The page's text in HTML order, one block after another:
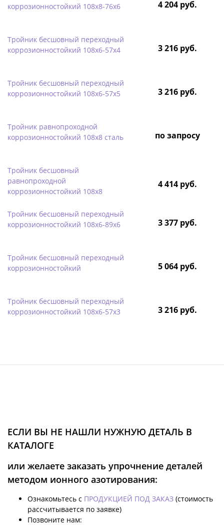
коррозионностойкий 108х8-76х6
4 204 руб.
Тройник бесшовный переходный
коррозионностойкий 108х6-57х4
3 216 руб.
Тройник бесшовный переходный
коррозионностойкий 108х6-57х5
3 216 руб.
Тройник равнопроходной
коррозионностойкий 108х8 сталь
по запросу
Тройник бесшовный
равнопроходной
коррозионностойкий 108х8
4 414 руб.
Тройник бесшовный переходный
коррозионностойкий 108х6-89х6
3 377 руб.
Тройник бесшовный переходный
коррозионностойкий
5 064 руб.
Тройник бесшовный переходный
коррозионностойкий 108х6-57х3
3 216 руб.
ЕСЛИ ВЫ НЕ НАШЛИ НУЖНУЮ ДЕТАЛЬ В
КАТАЛОГЕ
или желаете заказать упрочнение деталей
методом ионного азотирования:
Ознакомьтесь с ПРОДУКЦИЕЙ ПОД ЗАКАЗ (стоимость
рассчитывается по заявке)
Позвоните нам: